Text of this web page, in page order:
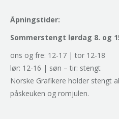
Åpningstider:
Sommerstengt lørdag 8. og
ons og fre: 12-17 | tor 12-18
lør: 12-16 | søn – tir: stengt
Norske Grafikere holder stengt
påskeuken og romjulen.